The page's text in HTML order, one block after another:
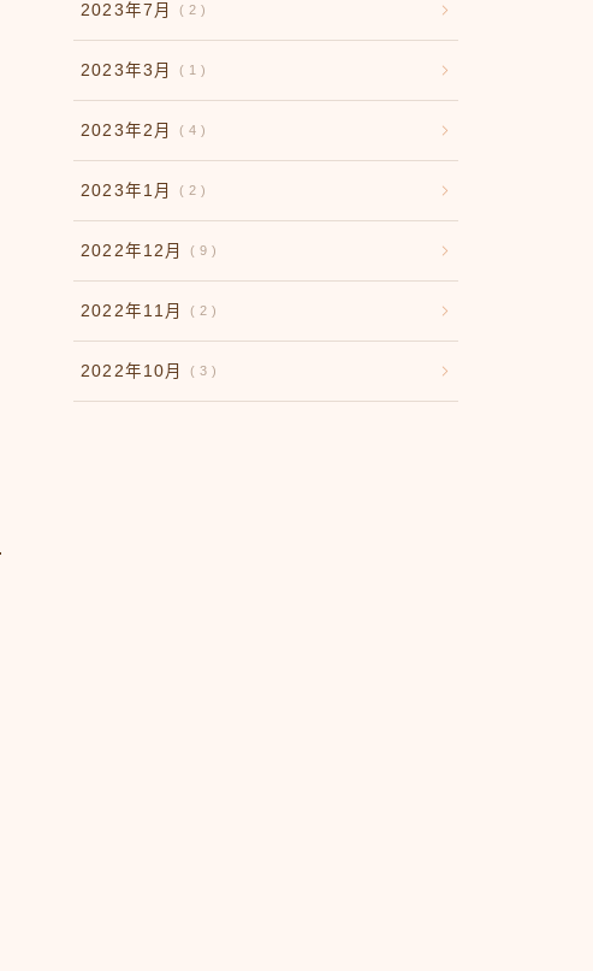
2023年7月 2
2023年3月 1
2023年2月 4
2023年1月 2
2022年12月 9
2022年11月 2
2022年10月 3